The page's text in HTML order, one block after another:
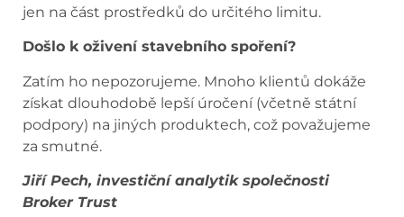
jen na část prostředků do určitého limitu.
Došlo k oživení stavebního spoření?
Zatím ho nepozorujeme. Mnoho klientů dokáže
získat dlouhodobě lepší úročení (včetně státní
podpory) na jiných produktech, což považujeme
za smutné.
Jiří Pech, investiční analytik společnosti
Broker Trust